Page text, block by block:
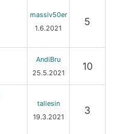
massiv50er
1.6.2021
5
AndiBru
25.5.2021
10
taliesin
19.3.2021
3